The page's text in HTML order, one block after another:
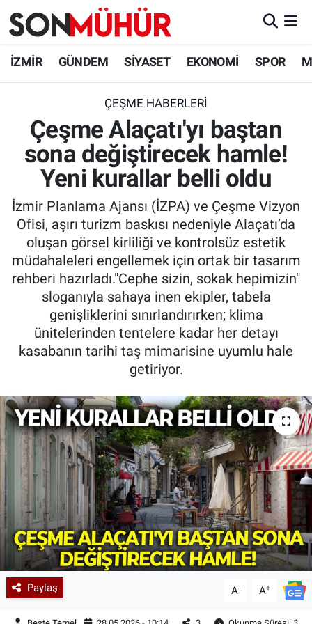
İZMİR GÜNDEM SİYASET EKONOMİ SPOR
ÇEŞME HABERLERI
Çeşme Alaçatı'yı baştan
sona değiştirecek hamle!
Yeni kurallar belli oldu
İzmir Planlama Ajansı (İZPA) ve Çeşme Vizyon
Ofisi, aşırı turizm baskısı nedeniyle Alaçatı’da
oluşan görsel kirliliği ve kontrolsüz estetik
müdahaleleri engellemek için ortak bir tasarım
rehberi hazırladı."Cephe sizin, sokak hepimizin"
sloganıyla sahaya inen ekipler, tabela
genişliklerini sınırlandırırken; klima
ünitelerinden tentelere kadar her detayı
kasabanın tarihi taş mimarisine uyumlu hale
getiriyor.
Paylaş A- A+
İzmir Nöbetçi Eczaneler
İzmir Namaz Vakitleri
İzmir Trafik Yoğunluk Haritası
Süper Lig Puan Durumu ve Fikstür
Tüm Manşetler
Son Dakika Haberleri
Haber Arşivi